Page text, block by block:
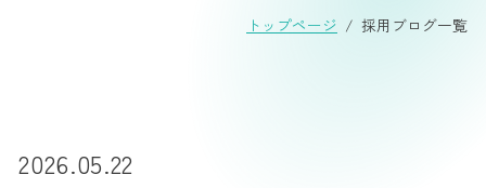
トップページ 採用ブログ一覧
2026.05.22